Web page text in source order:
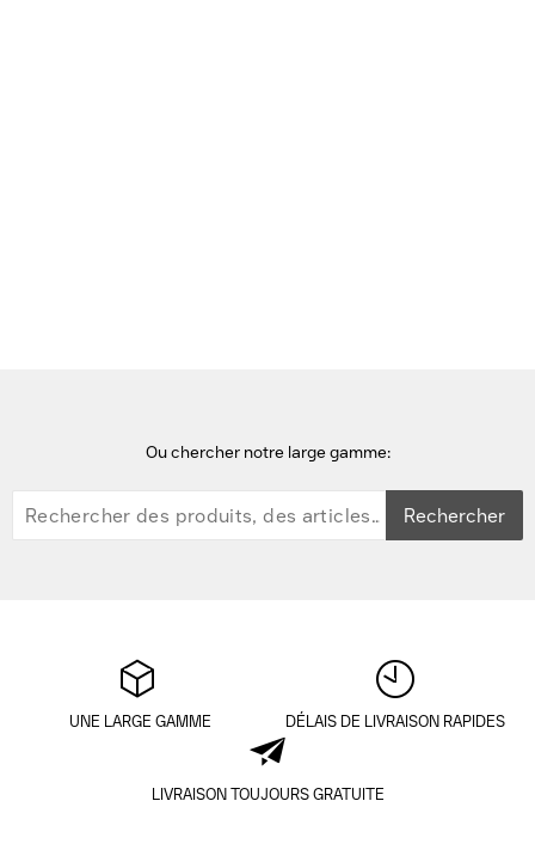
Ou chercher notre large gamme:
Rechercher
UNE LARGE GAMME DÉLAIS DE LIVRAISON RAPIDES
LIVRAISON TOUJOURS GRATUITE